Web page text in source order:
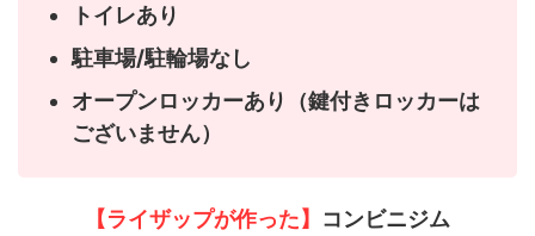
トイレあり
駐車場/駐輪場なし
オープンロッカーあり（鍵付きロッカーは
ございません）
【ライザップが作った】 コンビニジム